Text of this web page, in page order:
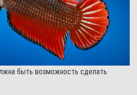
быть возможность сделать